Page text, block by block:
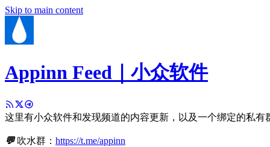
Skip to main content
Appinn Feed｜小众软件
这里有小众软件和发现频道的内容更新，以及一个绑定的私有
💬吹水群： https://t.me/appinn